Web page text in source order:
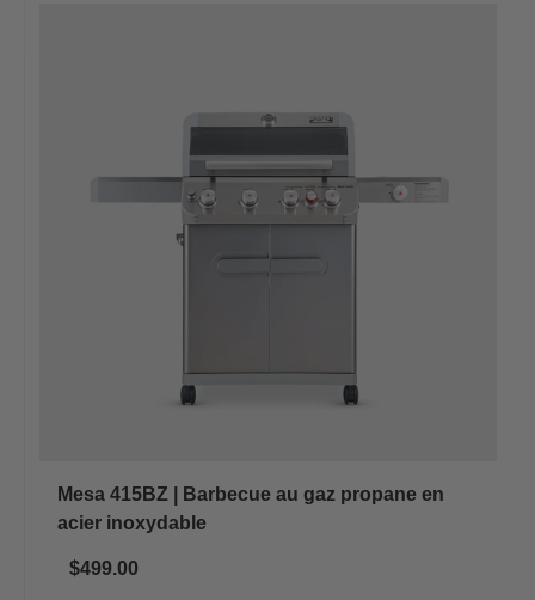
Mesa 415BZ | Barbecue au gaz propane en
acier inoxydable
$499.00